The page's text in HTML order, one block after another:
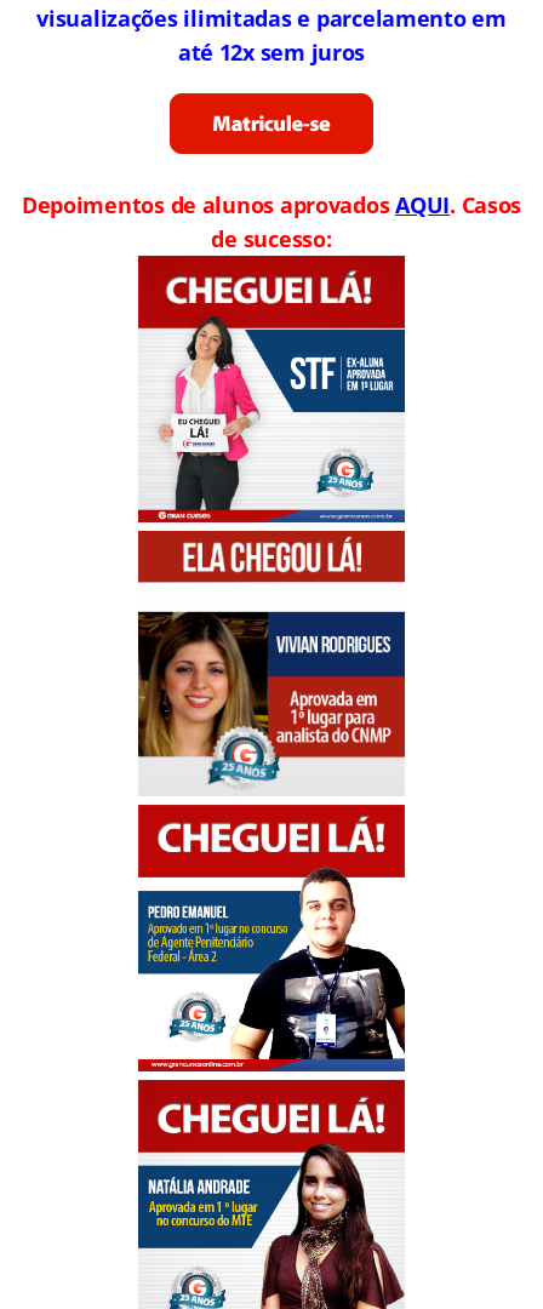
visualizações ilimitadas e parcelamento em
até 12x sem juros
Depoimentos de alunos aprovadosAQUI. Casos
de sucesso: